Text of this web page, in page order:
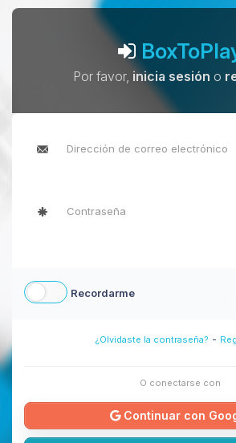
Por favor, inicia sesión o
Recordarme
¿Olvidaste la contraseña? -
O conectarse con
Continuar con